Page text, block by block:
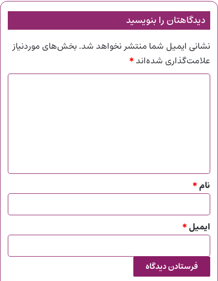
دیدگاهتان را بنویسید
نشانی ایمیل شما منتشر نخواهد شد. بخش‌های موردنیاز
علامت‌گذاری شده‌اند*
*
نام*
ایمیل*